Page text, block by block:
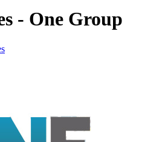
- One Group